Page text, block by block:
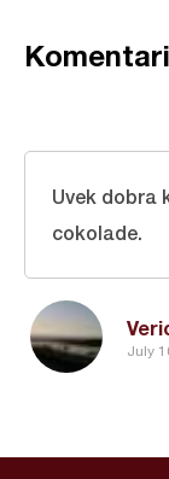
Komentari
July
Uvek dobra
cokolade.